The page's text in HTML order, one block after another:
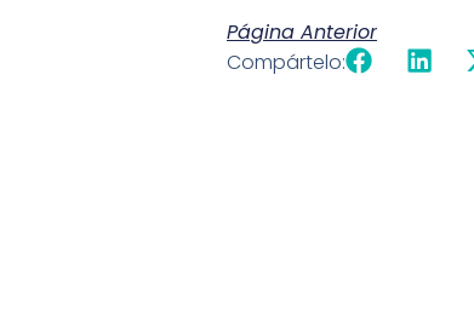
Página Anterior
Compártelo: